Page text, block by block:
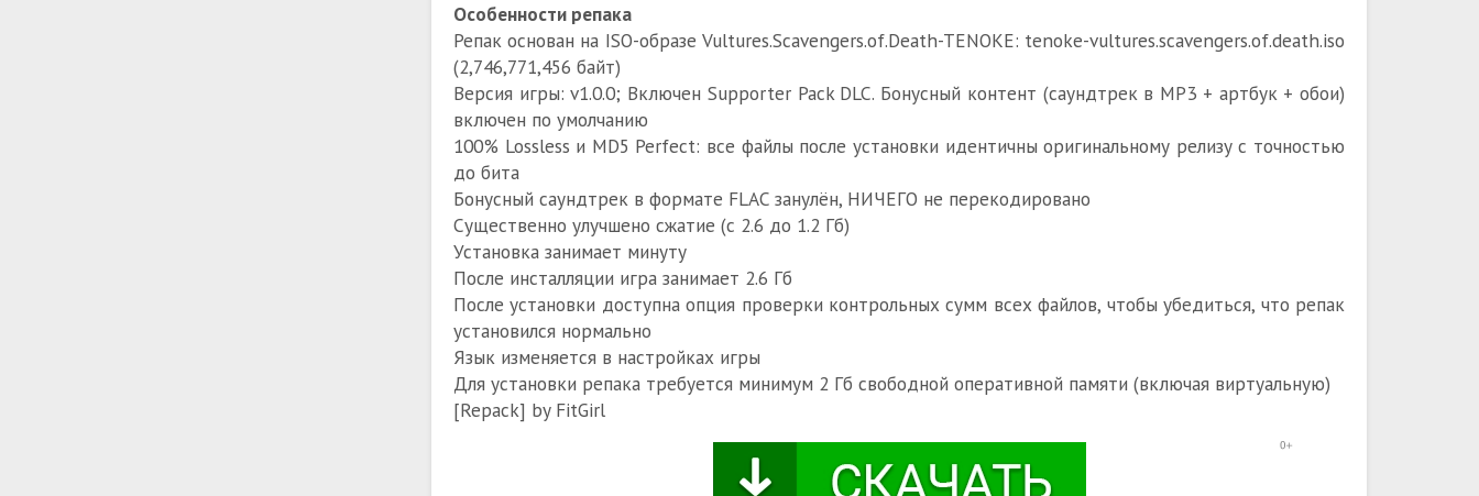
Особенности репака
Репак основан на ISO-образе Vultures.Scavengers.of.Death-TENOKE: tenoke-vultures.scavengers.of.death.iso
(2,746,771,456 байт)
Версия игры: v1.0.0; Включен Supporter Pack DLC. Бонусный контент (саундтрек в MP3 + артбук + обои)
включен по умолчанию
100% Lossless и MD5 Perfect: все файлы после установки идентичны оригинальному релизу с точностью
до бита
Бонусный саундтрек в формате FLAC занулён, НИЧЕГО не перекодировано
Существенно улучшено сжатие (с 2.6 до 1.2 Гб)
Установка занимает минуту
После инсталляции игра занимает 2.6 Гб
После установки доступна опция проверки контрольных сумм всех файлов, чтобы убедиться, что репак
установился нормально
Язык изменяется в настройках игры
Для установки репака требуется минимум 2 Гб свободной оперативной памяти (включая виртуальную)
[Repack] by FitGirl